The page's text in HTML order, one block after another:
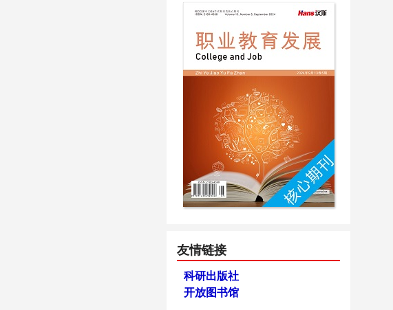
友情链接
科研出版社
开放图书馆